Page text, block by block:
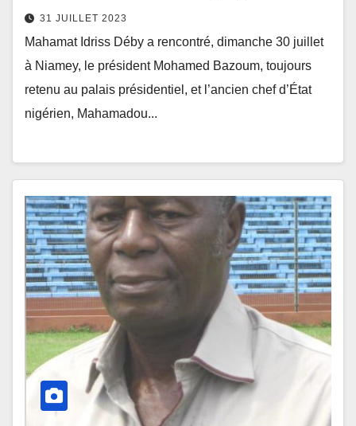
31 JUILLET 2023
Mahamat Idriss Déby a rencontré, dimanche 30 juillet
à Niamey, le président Mohamed Bazoum, toujours
retenu au palais présidentiel, et l’ancien chef d’État
nigérien, Mahamadou...